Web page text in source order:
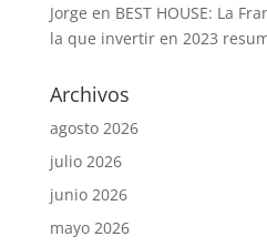
Jorge en BEST HOUSE: La
la que invertir en 2023
Archivos
agosto 2026
julio 2026
junio 2026
mayo 2026